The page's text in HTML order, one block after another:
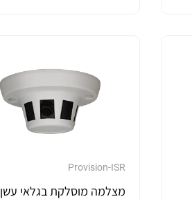
Provision-ISR
מצלמה מוסלקת בגלאי עשן